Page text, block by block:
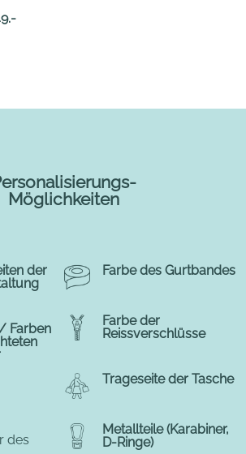
Möglichkeiten
der
Farben
des
Farbe des Gurtbandes
Farbe der
Reissverschlüsse
Trageseite der Tasche
Metallteile (Karabiner,
D-Ringe)